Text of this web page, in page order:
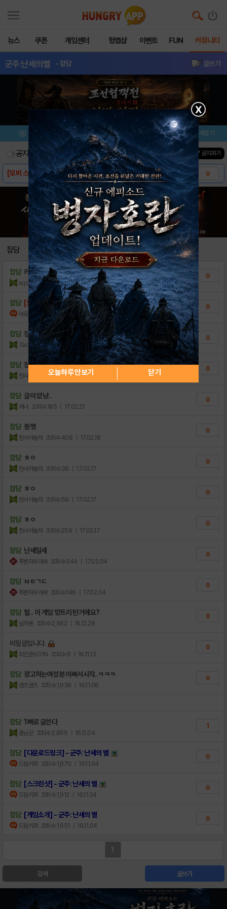
뉴스 쿠폰 게임센터 헝앱샵 이벤트 FUN 커뮤니티
군주:난세의별 - 잡담 글쓰기
메뉴 이벤트/미션 설치/평가 즐겨찾기
공지사항 진행중인 이벤트0건 ▼ 공지펴기
[모비 스페셜쿠폰] 군주 : 난세의 별 0
[다운로드링크] - 군주: 난세의 별 0
[스크린샷] - 군주: 난세의 별
[게임소개] - 군주: 난세의 별
잡담
잡담 카톡 휴대폰결제현금화 아깝지않네용〔
xqcjtvv 조회수:16 | 21.07.17
0
잡담 [모비 스페셜쿠폰] 군주 : 난세의 별
바로참글 조회수:1,948 | 17.03.28
0
잡담 장수구합니다
7adminstration 조회수:1,076 | 17.02.27
0
잡담 장수구합니다
천사야놀자 조회수:318 | 17.02.23
0
잡담 글이 없냥..
제너 조회수:185 | 17.02.21
0
잡담 동맹
천사야놀자 조회수:408 | 17.02.18
0
잡담 ㅎㅇ
천사야놀자 조회수:38 | 17.02.17
0
잡담 ㅎㅇ
천사야놀자 조회수:59 | 17.02.17
0
잡담 ㅎㅇ
천사야놀자 조회수:259 | 17.02.17
0
잡담 난세일세
푸른자두아래 조회수:344 | 17.02.04
0
잡담 ㅂㅌㄱㄷ
푸른자두아래 조회수:146 | 17.02.04
0
잡담 헐.. 이 게임 망트리 탄거에요?
날카론 조회수:2,562 | 16.12.28
0
비밀글입니다.
최인준GG1N 조회수:6 | 16.11.13
0
잡담 광고하는여성분 이뻐서시작..ㅋㅋㅋ
샌즈샌즈 조회수:1,938 | 16.11.08
0
잡담 1빠로 글쓴다
훈남군 조회수:2,855 | 16.11.04
1
잡담 [다운로드링크] - 군주: 난세의 별
드림키퍼 조회수:1,870 | 16.11.04
0
잡담 [스크린샷] - 군주: 난세의 별
드림키퍼 조회수:1,912 | 16.11.04
0
잡담 [게임소개] - 군주: 난세의 별
드림키퍼 조회수:1,651 | 16.11.04
0
1
검색 글쓰기
X
오늘하루 안보기 닫기